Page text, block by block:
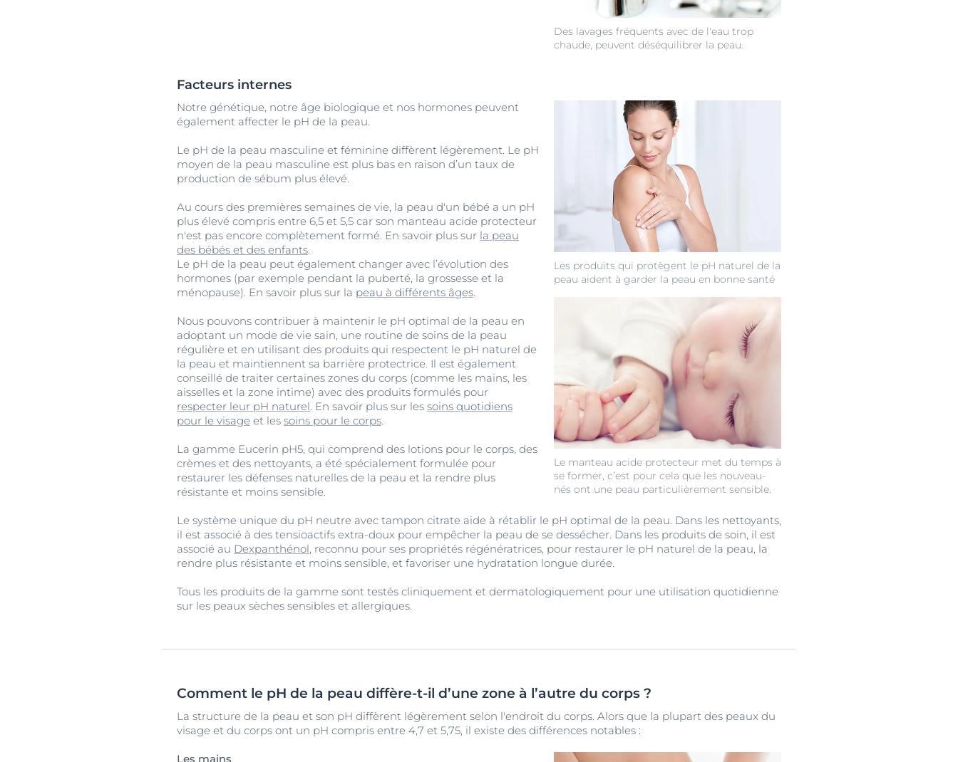
Des lavages fréquents avec de l'eau trop
chaude, peuvent déséquilibrer la peau.
Facteurs internes
Les produits qui protègent le pH naturel de la
peau aident à garder la peau en bonne santé
Le manteau acide protecteur met du temps à
se former, c’est pour cela que les nouveau-
nés ont une peau particulièrement sensible.
Notre génétique, notre âge biologique et nos hormones peuvent
également affecter le pH de la peau.
Le pH de la peau masculine et féminine diffèrent légèrement. Le pH
moyen de la peau masculine est plus bas en raison d’un taux de
production de sébum plus élevé.
Au cours des premières semaines de vie, la peau d'un bébé a un pH
plus élevé compris entre 6,5 et 5,5 car son manteau acide protecteur
n'est pas encore complètement formé. En savoir plus sur la peau
des bébés et des enfants.
Le pH de la peau peut également changer avec l’évolution des
hormones (par exemple pendant la puberté, la grossesse et la
ménopause). En savoir plus sur la peau à différents âges.
Nous pouvons contribuer à maintenir le pH optimal de la peau en
adoptant un mode de vie sain, une routine de soins de la peau
régulière et en utilisant des produits qui respectent le pH naturel de
la peau et maintiennent sa barrière protectrice. Il est également
conseillé de traiter certaines zones du corps (comme les mains, les
aisselles et la zone intime) avec des produits formulés pour
respecter leur pH naturel. En savoir plus sur les soins quotidiens
pour le visage et les soins pour le corps.
La gamme Eucerin pH5, qui comprend des lotions pour le corps, des
crèmes et des nettoyants, a été spécialement formulée pour
restaurer les défenses naturelles de la peau et la rendre plus
résistante et moins sensible.
Le système unique du pH neutre avec tampon citrate aide à rétablir le pH optimal de la peau. Dans les nettoyants,
il est associé à des tensioactifs extra-doux pour empêcher la peau de se dessécher. Dans les produits de soin, il est
associé au Dexpanthénol, reconnu pour ses propriétés régénératrices, pour restaurer le pH naturel de la peau, la
rendre plus résistante et moins sensible, et favoriser une hydratation longue durée.
Tous les produits de la gamme sont testés cliniquement et dermatologiquement pour une utilisation quotidienne
sur les peaux sèches sensibles et allergiques.
Comment le pH de la peau diffère-t-il d’une zone à l’autre du corps ?
La structure de la peau et son pH diffèrent légèrement selon l'endroit du corps. Alors que la plupart des peaux du
visage et du corps ont un pH compris entre 4,7 et 5,75, il existe des différences notables :
Les mains